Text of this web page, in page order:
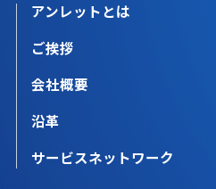
アンレットとは
ご挨拶
会社概要
沿革
サービスネットワーク